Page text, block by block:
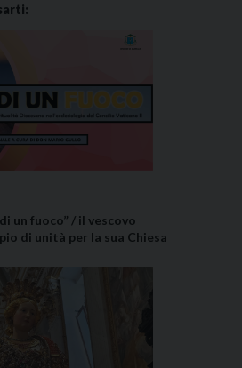
un fuoco” / il vescovo
di unità per la sua Chiesa